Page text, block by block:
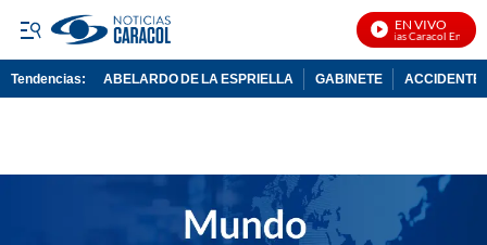
EN VIVO
Noticias Caracol En Vivo
Tendencias: ABELARDO DE LA ESPRIELLA GABINETE ACCIDENTE